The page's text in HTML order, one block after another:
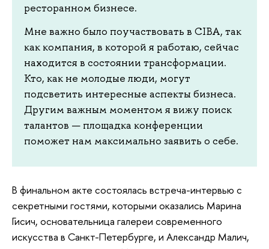
ресторанном бизнесе.
Мне важно было поучаствовать в CIBA, так
как компания, в которой я работаю, сейчас
находится в состоянии трансформации.
Кто, как не молодые люди, могут
подсветить интересные аспекты бизнеса.
Другим важным моментом я вижу поиск
талантов — площадка конференции
поможет нам максимально заявить о себе.
В финальном акте состоялась встреча-интервью с
секретными гостями, которыми оказались Марина
Гисич, основательница галереи современного
искусства в Санкт-Петербурге, и Александр Малич,